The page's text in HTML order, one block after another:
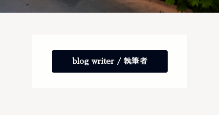
blog writer / 執筆者